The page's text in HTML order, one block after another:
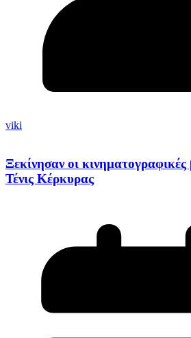
viki
Ξεκίνησαν οι
Τένις Κέρκυρας